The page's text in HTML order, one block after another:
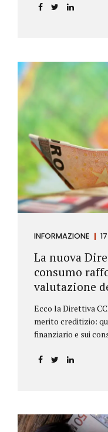
INFORMAZIONE
La nuova
consumo
valutazione
Ecco la Direttiva CCD II sul credito al consumo e
merito creditizio:
finanziario e sui